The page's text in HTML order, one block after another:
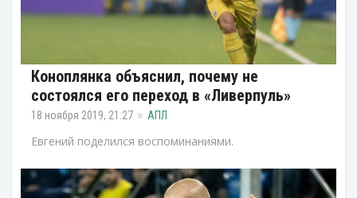
Коноплянка объяснил, почему не
состоялся его переход в «Ливерпуль»
18 ноября 2019, 21:27 АПЛ
Евгений поделился воспоминаниями.